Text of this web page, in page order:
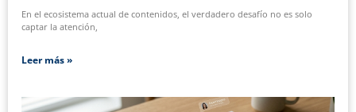
En el ecosistema actual de contenidos, el verdadero desafío no es solo
captar la atención,
Leer más »